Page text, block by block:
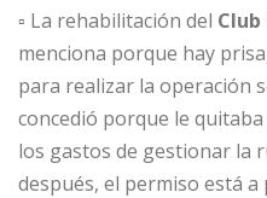
▫ La rehabilitación del Club
menciona porque hay
para realizar la operación
concedió porque le
los gastos de gestionar la
después, el permiso está